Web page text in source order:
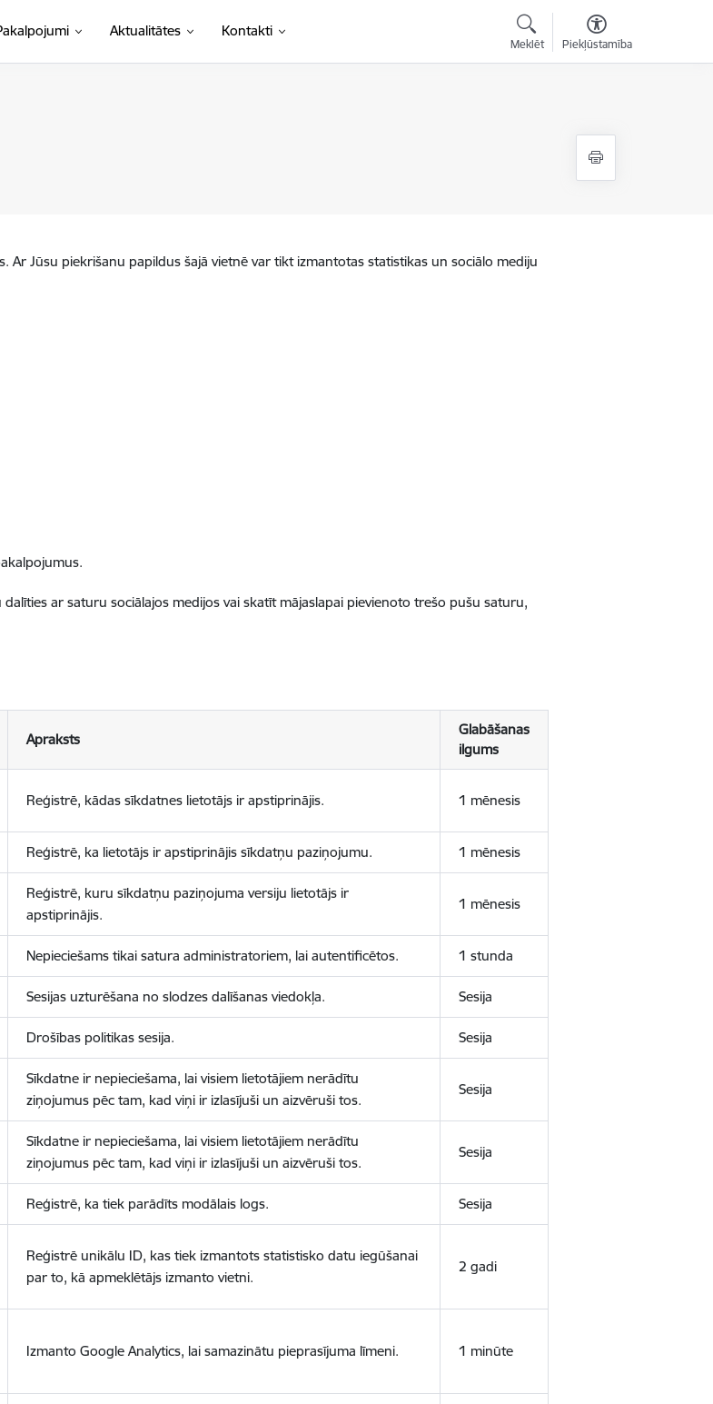
Aktualitātes Kontakti
Meklēt Piekļūstamība
Jūsu piekrišanu papildus šajā vietnē var tikt izmantotas statistikas un sociālo mediju
ar saturu sociālajos medijos vai skatīt mājaslapai pievienoto trešo pušu saturu,
Apraksts
Glabāšanas
ilgums
Reģistrē, kādas sīkdatnes lietotājs ir apstiprinājis. 1 mēnesis
Reģistrē, ka lietotājs ir apstiprinājis sīkdatņu paziņojumu. 1 mēnesis
Reģistrē, kuru sīkdatņu paziņojuma versiju lietotājs ir
apstiprinājis.
1 mēnesis
Nepieciešams tikai satura administratoriem, lai autentificētos. 1 stunda
Sesijas uzturēšana no slodzes dalīšanas viedokļa. Sesija
Drošības politikas sesija. Sesija
Sīkdatne ir nepieciešama, lai visiem lietotājiem nerādītu
ziņojumus pēc tam, kad viņi ir izlasījuši un aizvēruši tos.
Sesija
Sīkdatne ir nepieciešama, lai visiem lietotājiem nerādītu
ziņojumus pēc tam, kad viņi ir izlasījuši un aizvēruši tos.
Sesija
Reģistrē, ka tiek parādīts modālais logs. Sesija
Reģistrē unikālu ID, kas tiek izmantots statistisko datu iegūšanai
par to, kā apmeklētājs izmanto vietni.
2 gadi
Izmanto Google Analytics, lai samazinātu pieprasījuma līmeni. 1 minūte